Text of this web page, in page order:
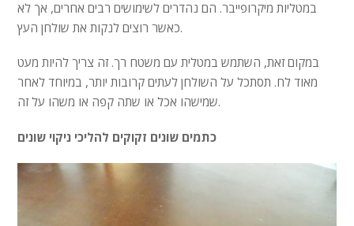
במטליות מיקרופייבר. הם נהדרים לשימושים רבים אחרים, אך לא
כאשר רוצים לנקות את שולחן העץ.
במקום זאת, השתמש במטלית עם משטח רך. זה צריך להיות מעט
מאוד לח. תסתכל על השולחן לעתים קרובות יותר, במיוחד לאחר
שמישהו אכל או שתה קפה או משהו על זה.